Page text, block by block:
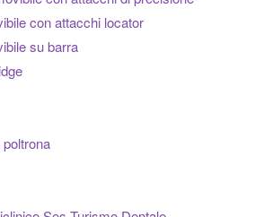
con attacchi locator
su barra